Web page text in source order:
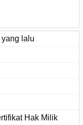
lalu
Hak Milik